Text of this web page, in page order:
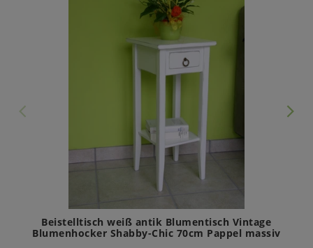
Beistelltisch weiß antik Blumentisch Vintage
Blumenhocker Shabby-Chic 70cm Pappel massiv